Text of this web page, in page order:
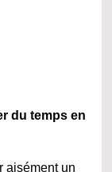
du temps en
aisément un